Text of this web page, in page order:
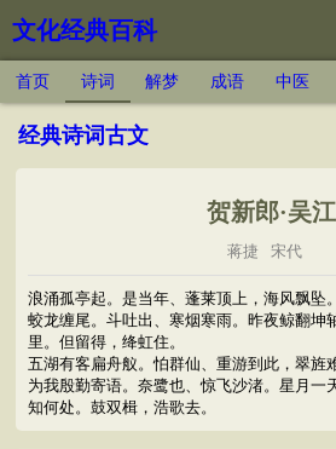
文化经典百科
首页 诗词 解梦 成语 中医
经典诗词古文
贺新郎·吴江
蒋捷 宋代
浪涌孤亭起。是当年、蓬莱顶上，海风飘坠
蛟龙缠尾。斗吐出、寒烟寒雨。昨夜鲸翻坤
里。但留得，绛虹住。
五湖有客扁舟舣。怕群仙、重游到此，翠旌
为我殷勤寄语。奈鹭也、惊飞沙渚。星月一
知何处。鼓双楫，浩歌去。